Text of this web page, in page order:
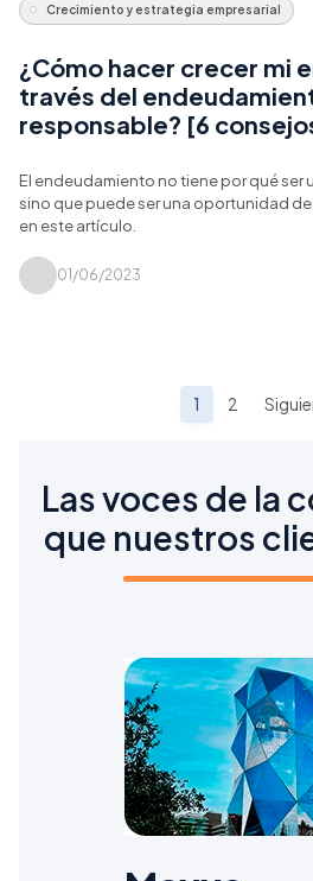
Crecimiento y estrategia empresarial
¿Cómo hacer crecer mi
través del
responsable? [6
El endeudamiento no tiene por qué ser
sino que puede ser una oportunidad
en este artículo.
01/06/2023
1 2
Las voces de la
que nuestros